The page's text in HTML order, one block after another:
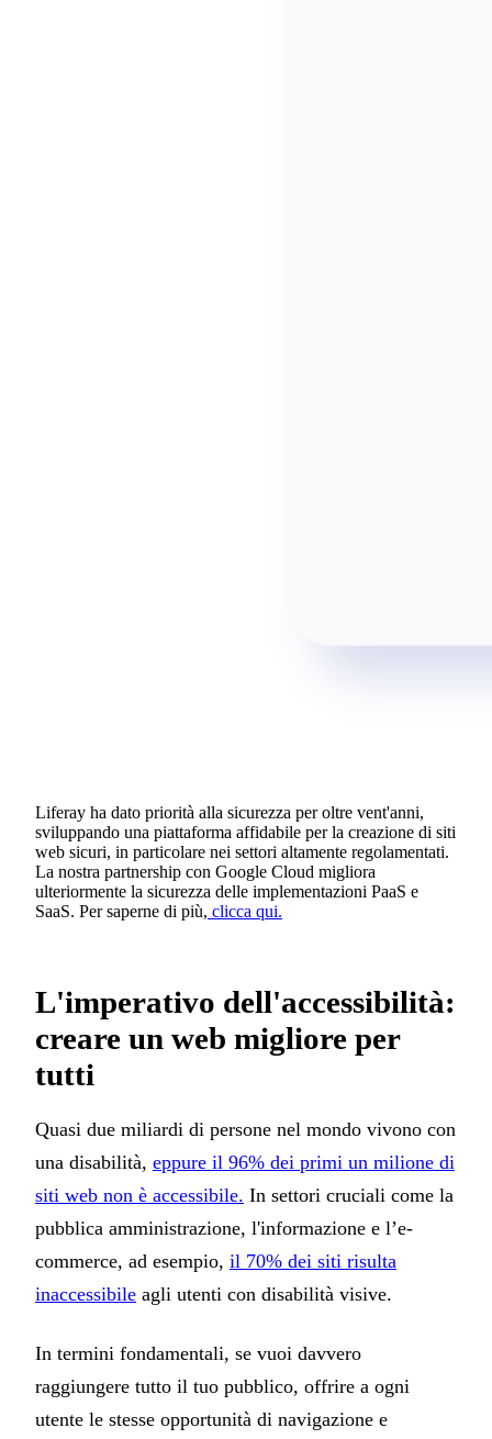
Liferay ha dato priorità alla sicurezza per oltre vent'anni,
sviluppando una piattaforma affidabile per la creazione di siti
web sicuri, in particolare nei settori altamente regolamentati.
La nostra partnership con Google Cloud migliora
ulteriormente la sicurezza delle implementazioni PaaS e
SaaS. Per saperne di più, clicca qui.
L'imperativo dell'accessibilità:
creare un web migliore per
tutti
Quasi due miliardi di persone nel mondo vivono con
una disabilità, eppure il 96% dei primi un milione di
siti web non è accessibile. In settori cruciali come la
pubblica amministrazione, l'informazione e l’e-
commerce, ad esempio, il 70% dei siti risulta
inaccessibile agli utenti con disabilità visive.
In termini fondamentali, se vuoi davvero
raggiungere tutto il tuo pubblico, offrire a ogni
utente le stesse opportunità di navigazione e